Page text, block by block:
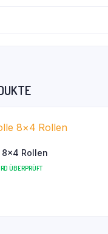
Rollen
ÜBERPRÜFT